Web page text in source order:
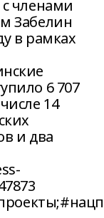
членами
Забелин
в рамках
6 707
14
и два